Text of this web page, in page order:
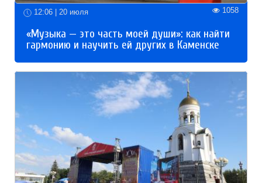
12:06 | 20 июля 1058
«Музыка — это часть моей души»: как найти
гармонию и научить ей других в Каменске